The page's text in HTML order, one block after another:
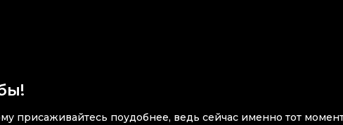
присаживайтесь поудобнее, ведь сейчас именно тот